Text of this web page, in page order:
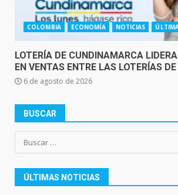
COLOMBIA ECONOMÍA NOTICIAS
LOTERÍA DE CUNDINAMARCA
EN VENTAS ENTRE LAS LOTERÍAS
6 de agosto de 2026
BUSCAR
Buscar:
ÚLTIMAS NOTICIAS